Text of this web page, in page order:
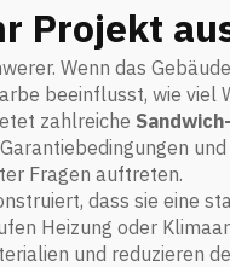
Projekt
Wenn das
beeinflusst, wie viel
zahlreiche
Fragen auftreten.
dass sie eine
Heizung oder
und reduzieren